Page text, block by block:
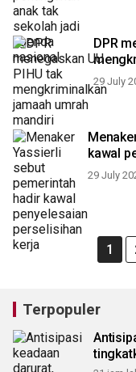
DPR
29 July
kawal
29 July
1
Terpopuler